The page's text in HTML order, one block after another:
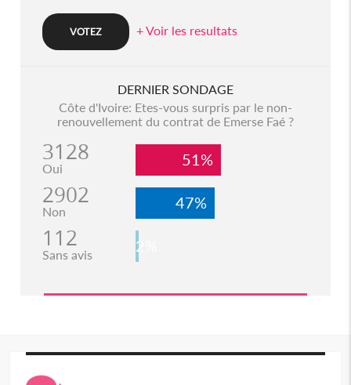
+ Voir les resultats
DERNIER SONDAGE
Côte d'Ivoire: Etes-vous surpris par le non-
renouvellement du contrat de Emerse Faé ?
3128
Oui 51%
2902
Non 47%
112
Sans avis 2%